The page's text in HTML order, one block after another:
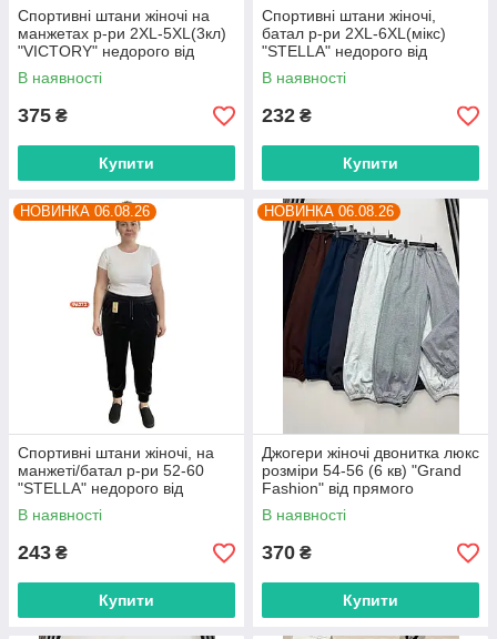
Спортивні штани жіночі на
манжетах р-ри 2XL-5XL(3кл)
"VICTORY" недорого від
прямого постачальника
В наявності
375 ₴
Купити
Спортивні штани жіночі,
батал р-ри 2XL-6XL(мікс)
"STELLA" недорого від
прямого постачальника
В наявності
232 ₴
Купити
НОВИНКА 06.08.26
Спортивні штани жіночі, на
манжеті/батал р-ри 52-60
"STELLA" недорого від
прямого постачальника
В наявності
243 ₴
Купити
НОВИНКА 06.08.26
Джогери жіночі двонитка люкс
розміри 54-56 (6 кв) "Grand
Fashion" від прямого
постачальника
В наявності
370 ₴
Купити